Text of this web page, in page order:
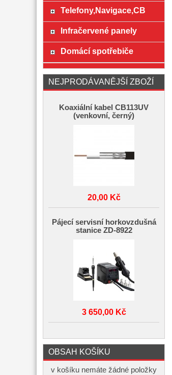
Telefony,Navigace,CB
Infračervené panely
Domácí spotřebiče
NEJPRODÁVANĚJŠÍ ZBOŽÍ
Koaxiální kabel CB113UV
(venkovní, černý)
20,00 Kč
Pájecí servisní horkovzdušná
stanice ZD-8922
3 650,00 Kč
OBSAH KOŠÍKU
v košíku nemáte žádné položky